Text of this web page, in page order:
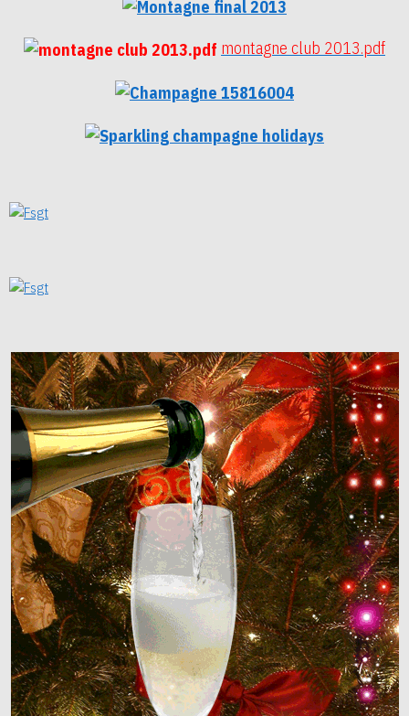
montagne club 2013.pdf